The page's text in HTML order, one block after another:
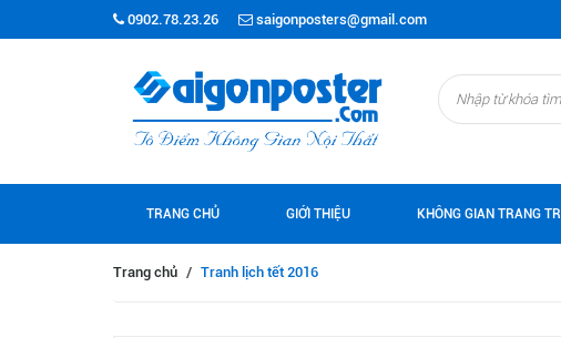
0902.78.23.26 saigonposters@gmail.com
TRANG CHỦ GIỚI THIỆU KHÔNG GIAN TRANG TRÍ
Trang chủ / Tranh lịch tết 2016